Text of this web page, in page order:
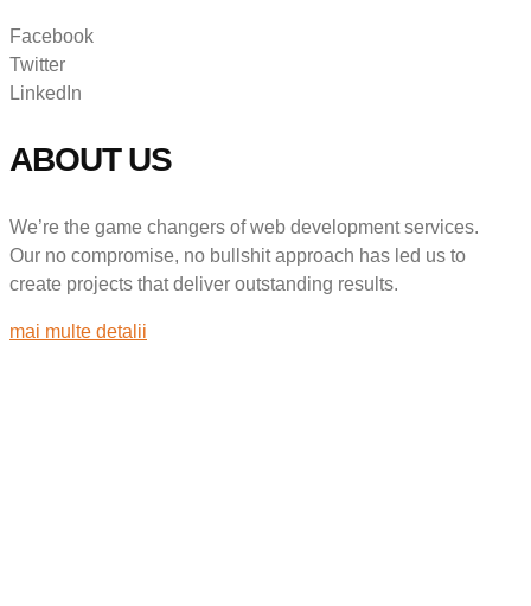
Facebook
Twitter
LinkedIn
ABOUT US
We’re the game changers of web development services.
Our no compromise, no bullshit approach has led us to
create projects that deliver outstanding results.
mai multe detalii